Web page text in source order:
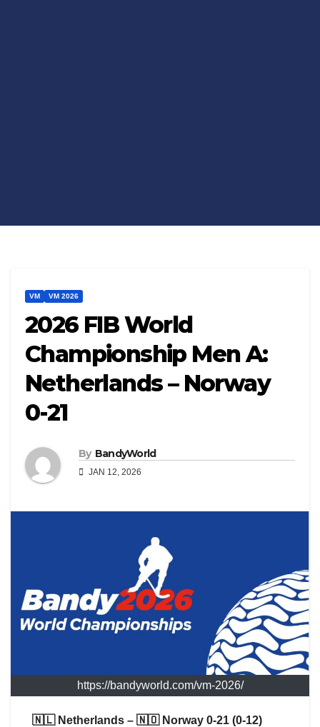
VM VM 2026
2026 FIB World
Championship Men A:
Netherlands – Norway
0-21
By BandyWorld
JAN 12, 2026
https://bandyworld.com/vm-2026/
🇳🇱 Netherlands – 🇳🇴 Norway 0-21 (0-12)